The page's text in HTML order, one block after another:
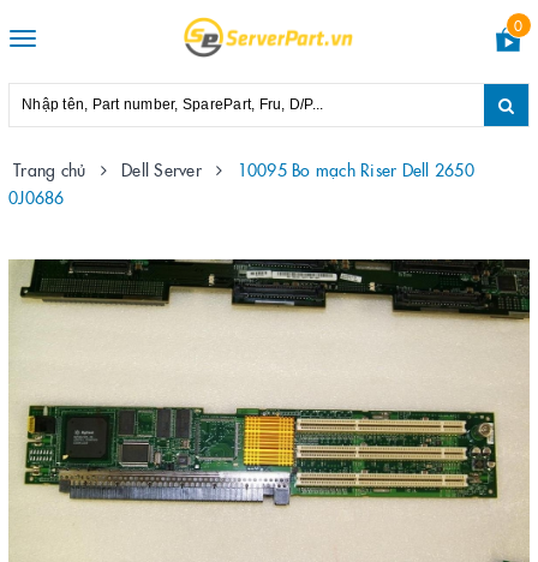
Toggle
0
Trang chủ Dell Server
10095 Bo mạch Riser Dell 2650
0J0686